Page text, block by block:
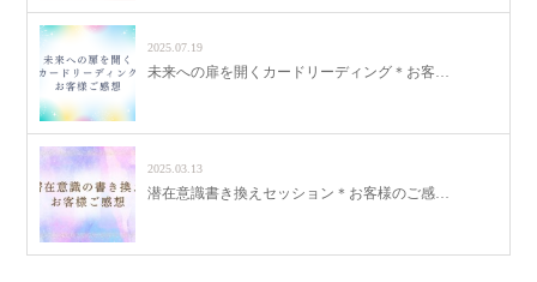
2025.07.19
未来への扉を開くカードリーディング＊お客…
2025.03.13
潜在意識書き換えセッション＊お客様のご感…